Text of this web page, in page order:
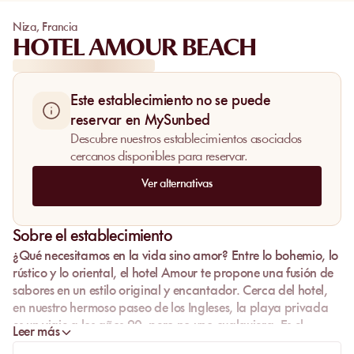
Niza, Francia
HOTEL AMOUR BEACH
Este establecimiento no se puede
reservar en MySunbed
Descubre nuestros establecimientos asociados
cercanos disponibles para reservar.
Ver alternativas
Sobre el establecimiento
¿Qué necesitamos en la vida sino amor? Entre lo bohemio, lo
rústico y lo oriental, el hotel Amour te propone una fusión de
sabores en un estilo original y encantador. Cerca del hotel,
en nuestro hermoso paseo de los Ingleses, la playa privada
es un viaje a los años 90, pero no uno cualquiera. Es el
Atlántico que vamos a cruzar para descubrirlo.
Leer más